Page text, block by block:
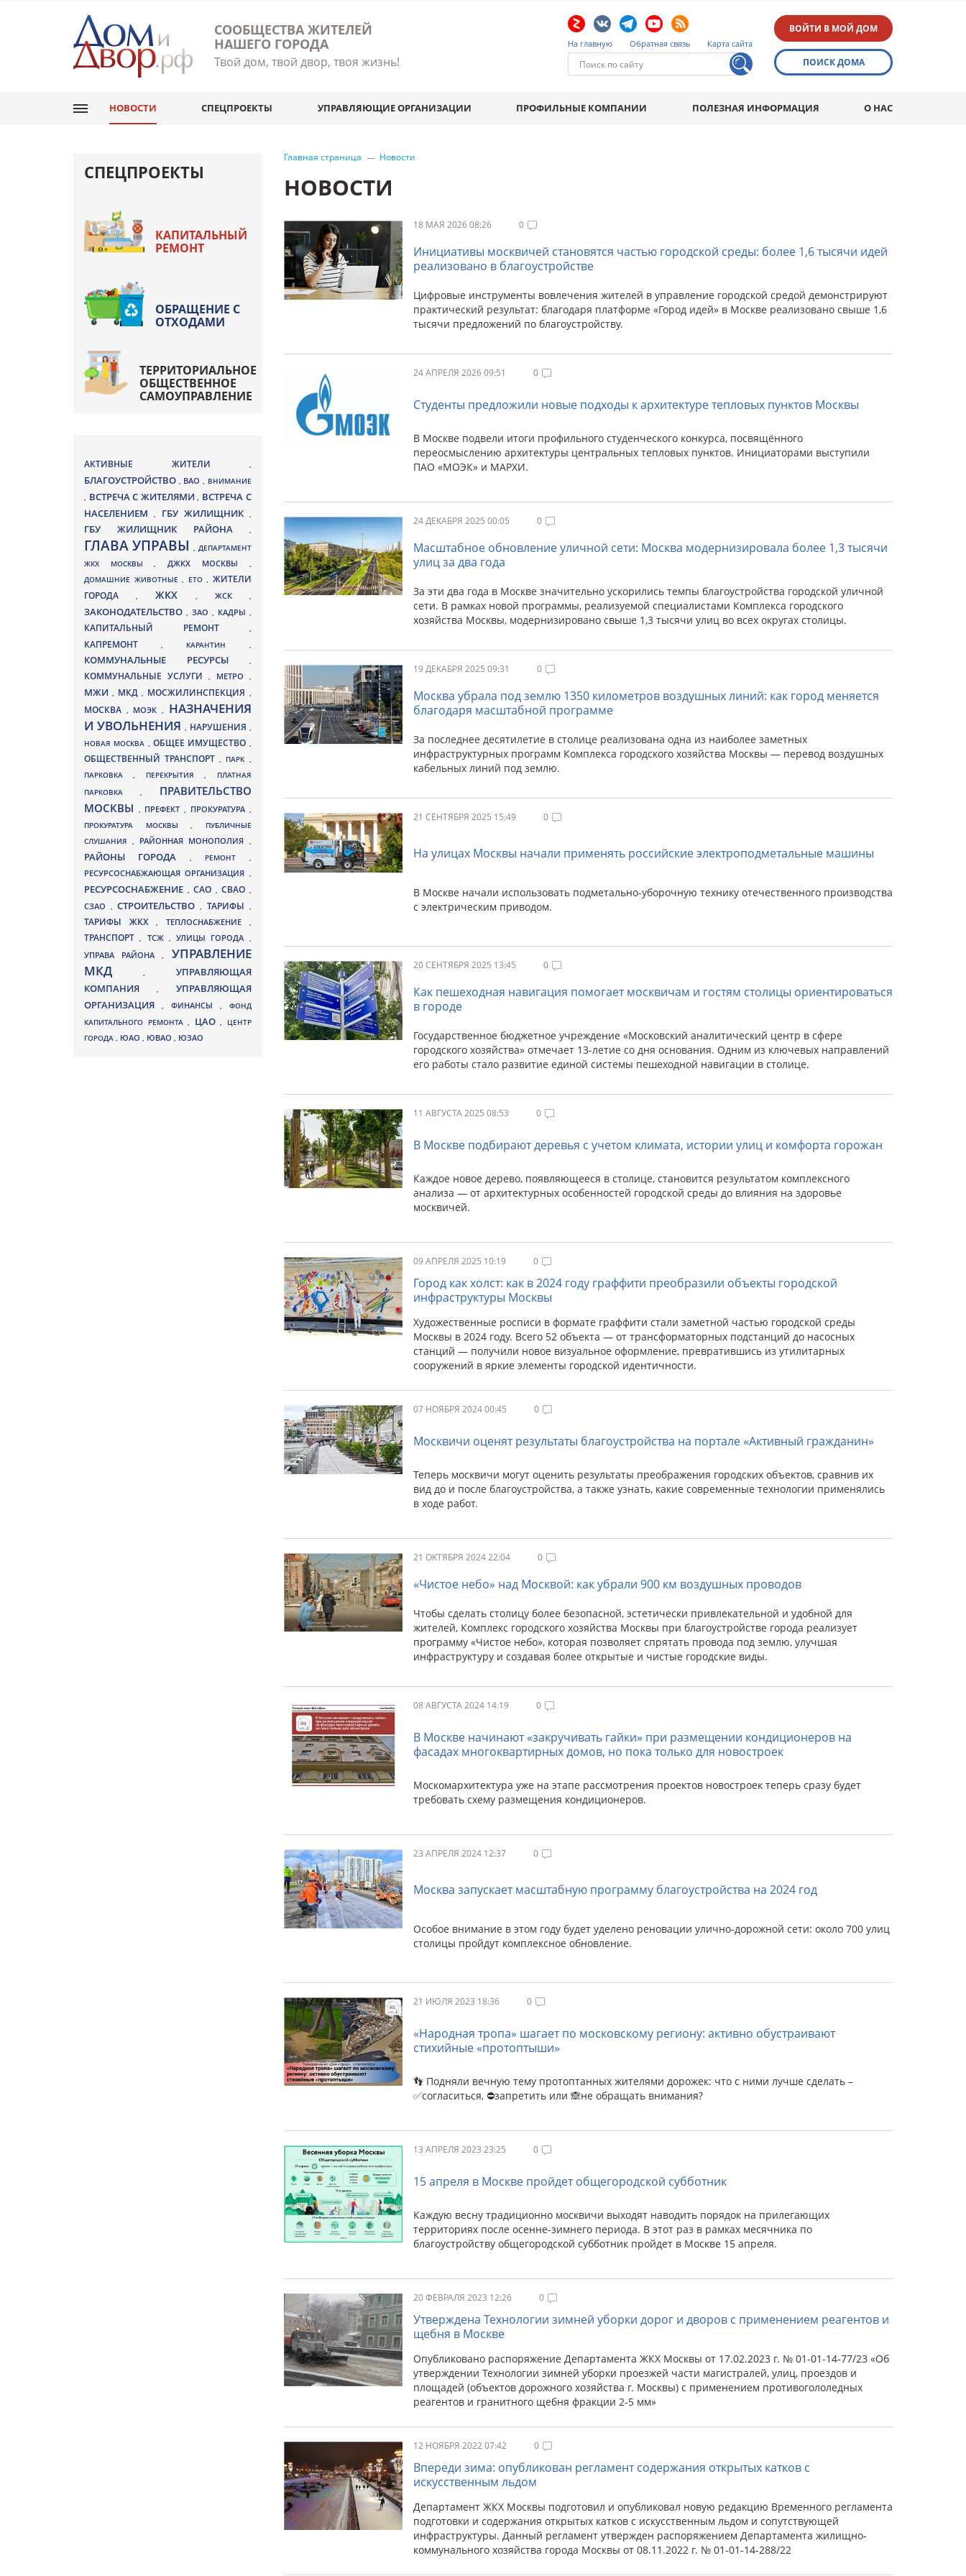
СООБЩЕСТВА ЖИТЕЛЕЙ
НАШЕГО ГОРОДА
Твой дом, твой двор, твоя жизнь!
На главную Обратная связь Карта сайта
ВОЙТИ В МОЙ ДОМ
ПОИСК ДОМА
НОВОСТИ СПЕЦПРОЕКТЫ УПРАВЛЯЮЩИЕ ОРГАНИЗАЦИИ ПРОФИЛЬНЫЕ КОМПАНИИ ПОЛЕЗНАЯ ИНФОРМАЦИЯ О НАС
Главная страница Новости
НОВОСТИ
18 МАЯ 2026 08:26 0
Инициативы москвичей становятся частью городской среды: более 1,6 тысячи идей
реализовано в благоустройстве
Цифровые инструменты вовлечения жителей в управление городской средой демонстрируют
практический результат: благодаря платформе «Город идей» в Москве реализовано свыше 1,6
тысячи предложений по благоустройству.
24 АПРЕЛЯ 2026 09:51 0
Студенты предложили новые подходы к архитектуре тепловых пунктов Москвы
В Москве подвели итоги профильного студенческого конкурса, посвящённого
переосмыслению архитектуры центральных тепловых пунктов. Инициаторами выступили
ПАО «МОЭК» и МАРХИ.
24 ДЕКАБРЯ 2025 00:05 0
Масштабное обновление уличной сети: Москва модернизировала более 1,3 тысячи
улиц за два года
За эти два года в Москве значительно ускорились темпы благоустройства городской уличной
сети. В рамках новой программы, реализуемой специалистами Комплекса городского
хозяйства Москвы, модернизировано свыше 1,3 тысячи улиц во всех округах столицы.
19 ДЕКАБРЯ 2025 09:31 0
Москва убрала под землю 1350 километров воздушных линий: как город меняется
благодаря масштабной программе
За последнее десятилетие в столице реализована одна из наиболее заметных
инфраструктурных программ Комплекса городского хозяйства Москвы — перевод воздушных
кабельных линий под землю.
21 СЕНТЯБРЯ 2025 15:49 0
На улицах Москвы начали применять российские электроподметальные машины
В Москве начали использовать подметально-уборочную технику отечественного производства
с электрическим приводом.
20 СЕНТЯБРЯ 2025 13:45 0
Как пешеходная навигация помогает москвичам и гостям столицы ориентироваться
в городе
Государственное бюджетное учреждение «Московский аналитический центр в сфере
городского хозяйства» отмечает 13-летие со дня основания. Одним из ключевых направлений
его работы стало развитие единой системы пешеходной навигации в столице.
11 АВГУСТА 2025 08:53 0
В Москве подбирают деревья с учетом климата, истории улиц и комфорта горожан
Каждое новое дерево, появляющееся в столице, становится результатом комплексного
анализа — от архитектурных особенностей городской среды до влияния на здоровье
москвичей.
09 АПРЕЛЯ 2025 10:19 0
Город как холст: как в 2024 году граффити преобразили объекты городской
инфраструктуры Москвы
Художественные росписи в формате граффити стали заметной частью городской среды
Москвы в 2024 году. Всего 52 объекта — от трансформаторных подстанций до насосных
станций — получили новое визуальное оформление, превратившись из утилитарных
сооружений в яркие элементы городской идентичности.
07 НОЯБРЯ 2024 00:45 0
Москвичи оценят результаты благоустройства на портале «Активный гражданин»
Теперь москвичи могут оценить результаты преображения городских объектов, сравнив их
вид до и после благоустройства, а также узнать, какие современные технологии применялись
в ходе работ.
21 ОКТЯБРЯ 2024 22:04 0
«Чистое небо» над Москвой: как убрали 900 км воздушных проводов
Чтобы сделать столицу более безопасной, эстетически привлекательной и удобной для
жителей, Комплекс городского хозяйства Москвы при благоустройстве города реализует
программу «Чистое небо», которая позволяет спрятать провода под землю, улучшая
инфраструктуру и создавая более открытые и чистые городские виды.
08 АВГУСТА 2024 14:19 0
В Москве начинают «закручивать гайки» при размещении кондиционеров на
фасадах многоквартирных домов, но пока только для новостроек
Москомархитектура уже на этапе рассмотрения проектов новостроек теперь сразу будет
требовать схему размещения кондиционеров.
23 АПРЕЛЯ 2024 12:37 0
Москва запускает масштабную программу благоустройства на 2024 год
Особое внимание в этом году будет уделено реновации улично-дорожной сети: около 700 улиц
столицы пройдут комплексное обновление.
21 ИЮЛЯ 2023 18:36 0
«Народная тропа» шагает по московскому региону: активно обустраивают
стихийные «протоптыши»
👣 Подняли вечную тему протоптанных жителями дорожек: что с ними лучше сделать –
✅согласиться, ⛔️запретить или 🙈не обращать внимания?
13 АПРЕЛЯ 2023 23:25 0
15 апреля в Москве пройдет общегородской субботник
Каждую весну традиционно москвичи выходят наводить порядок на прилегающих
территориях после осенне-зимнего периода. В этот раз в рамках месячника по
благоустройству общегородской субботник пройдет в Москве 15 апреля.
20 ФЕВРАЛЯ 2023 12:26 0
Утверждена Технологии зимней уборки дорог и дворов с применением реагентов и
щебня в Москве
Опубликовано распоряжение Департамента ЖКХ Москвы от 17.02.2023 г. № 01-01-14-77/23 «Об
утверждении Технологии зимней уборки проезжей части магистралей, улиц, проездов и
площадей (объектов дорожного хозяйства г. Москвы) с применением противогололедных
реагентов и гранитного щебня фракции 2-5 мм»
12 НОЯБРЯ 2022 07:42 0
Впереди зима: опубликован регламент содержания открытых катков с
искусственным льдом
Департамент ЖКХ Москвы подготовил и опубликовал новую редакцию Временного регламента
подготовки и содержания открытых катков с искусственным льдом и сопутствующей
инфраструктуры. Данный регламент утвержден распоряжением Департамента жилищно-
коммунального хозяйства города Москвы от 08.11.2022 г. № 01-01-14-288/22
СПЕЦПРОЕКТЫ
КАПИТАЛЬНЫЙ
РЕМОНТ
ОБРАЩЕНИЕ С
ОТХОДАМИ
ТЕРРИТОРИАЛЬНОЕ
ОБЩЕСТВЕННОЕ
САМОУПРАВЛЕНИЕ
АКТИВНЫЕ ЖИТЕЛИ ,
БЛАГОУСТРОЙСТВО , ВАО , ВНИМАНИЕ
, ВСТРЕЧА С ЖИТЕЛЯМИ, ВСТРЕЧА С
НАСЕЛЕНИЕМ
, ГБУ ЖИЛИЩНИК ,
ГБУ ЖИЛИЩНИК РАЙОНА ,
ГЛАВА УПРАВЫ, ДЕПАРТАМЕНТ
ЖКХ МОСКВЫ,ДЖКХ МОСКВЫ ,
ДОМАШНИЕ ЖИВОТНЫЕ , ЕТО , ЖИТЕЛИ
ГОРОДА
, ЖКХ , ЖСК ,
ЗАКОНОДАТЕЛЬСТВО , ЗАО , КАДРЫ ,
КАПИТАЛЬНЫЙ РЕМОНТ ,
КАПРЕМОНТ , КАРАНТИН ,
КОММУНАЛЬНЫЕ РЕСУРСЫ ,
КОММУНАЛЬНЫЕ УСЛУГИ , МЕТРО ,
МЖИ, МКД , МОСЖИЛИНСПЕКЦИЯ ,
МОСКВА , МОЭК ,
НАЗНАЧЕНИЯ
И УВОЛЬНЕНИЯ , НАРУШЕНИЯ ,
НОВАЯ МОСКВА , ОБЩЕЕ ИМУЩЕСТВО ,
ОБЩЕСТВЕННЫЙ ТРАНСПОРТ, ПАРК ,
ПАРКОВКА, ПЕРЕКРЫТИЯ,
ПЛАТНАЯ
ПАРКОВКА ,
ПРАВИТЕЛЬСТВО
МОСКВЫ , ПРЕФЕКТ, ПРОКУРАТУРА ,
ПРОКУРАТУРА МОСКВЫ ,
ПУБЛИЧНЫЕ
СЛУШАНИЯ, РАЙОННАЯ МОНОПОЛИЯ ,
РАЙОНЫ ГОРОДА , РЕМОНТ ,
РЕСУРСОСНАБЖАЮЩАЯ ОРГАНИЗАЦИЯ ,
РЕСУРСОСНАБЖЕНИЕ , САО , СВАО ,
СЗАО ,СТРОИТЕЛЬСТВО, ТАРИФЫ ,
ТАРИФЫ ЖКХ , ТЕПЛОСНАБЖЕНИЕ ,
ТРАНСПОРТ, ТСЖ , УЛИЦЫ ГОРОДА ,
УПРАВА РАЙОНА, УПРАВЛЕНИЕ
МКД, УПРАВЛЯЮЩАЯ
КОМПАНИЯ
, УПРАВЛЯЮЩАЯ
ОРГАНИЗАЦИЯ
, ФИНАНСЫ , ФОНД
КАПИТАЛЬНОГО РЕМОНТА , ЦАО ,
ЦЕНТР
ГОРОДА , ЮАО , ЮВАО , ЮЗАО